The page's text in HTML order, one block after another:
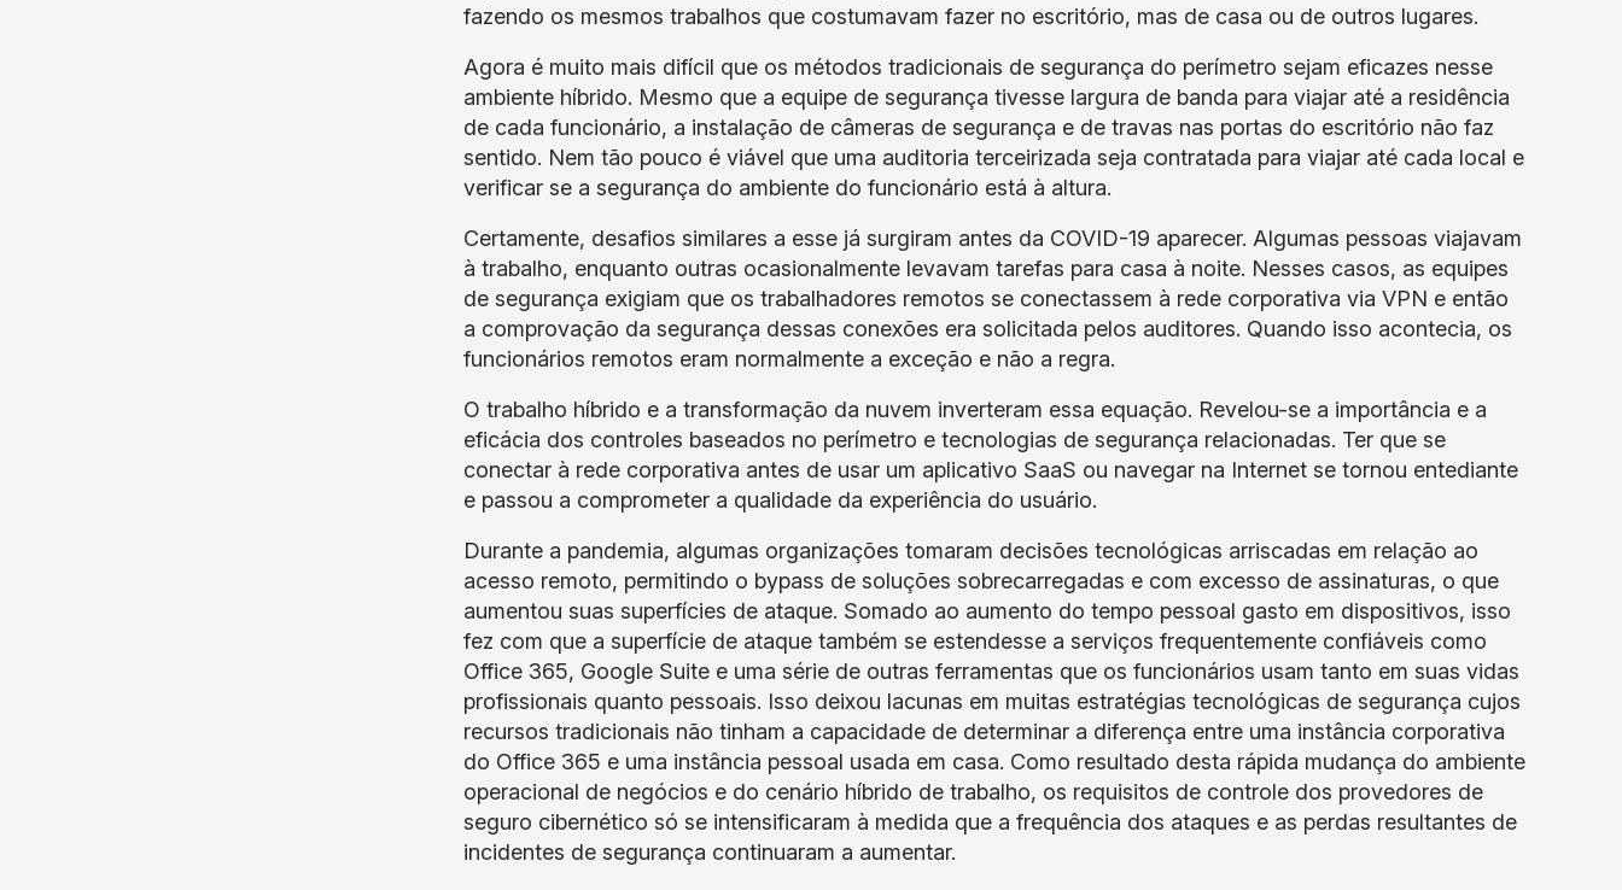
fazendo os mesmos trabalhos que costumavam fazer no escritório, mas de casa ou de outros lugares.
Agora é muito mais difícil que os métodos tradicionais de segurança do perímetro sejam eficazes nesse
ambiente híbrido. Mesmo que a equipe de segurança tivesse largura de banda para viajar até a residência
de cada funcionário, a instalação de câmeras de segurança e de travas nas portas do escritório não faz
sentido. Nem tão pouco é viável que uma auditoria terceirizada seja contratada para viajar até cada local e
verificar se a segurança do ambiente do funcionário está à altura.
Certamente, desafios similares a esse já surgiram antes da COVID-19 aparecer. Algumas pessoas viajavam
à trabalho, enquanto outras ocasionalmente levavam tarefas para casa à noite. Nesses casos, as equipes
de segurança exigiam que os trabalhadores remotos se conectassem à rede corporativa via VPN e então
a comprovação da segurança dessas conexões era solicitada pelos auditores. Quando isso acontecia, os
funcionários remotos eram normalmente a exceção e não a regra.
O trabalho híbrido e a transformação da nuvem inverteram essa equação. Revelou-se a importância e a
eficácia dos controles baseados no perímetro e tecnologias de segurança relacionadas. Ter que se
conectar à rede corporativa antes de usar um aplicativo SaaS ou navegar na Internet se tornou entediante
e passou a comprometer a qualidade da experiência do usuário.
Durante a pandemia, algumas organizações tomaram decisões tecnológicas arriscadas em relação ao
acesso remoto, permitindo o bypass de soluções sobrecarregadas e com excesso de assinaturas, o que
aumentou suas superfícies de ataque. Somado ao aumento do tempo pessoal gasto em dispositivos, isso
fez com que a superfície de ataque também se estendesse a serviços frequentemente confiáveis como
Office 365, Google Suite e uma série de outras ferramentas que os funcionários usam tanto em suas vidas
profissionais quanto pessoais. Isso deixou lacunas em muitas estratégias tecnológicas de segurança cujos
recursos tradicionais não tinham a capacidade de determinar a diferença entre uma instância corporativa
do Office 365 e uma instância pessoal usada em casa. Como resultado desta rápida mudança do ambiente
operacional de negócios e do cenário híbrido de trabalho, os requisitos de controle dos provedores de
seguro cibernético só se intensificaram à medida que a frequência dos ataques e as perdas resultantes de
incidentes de segurança continuaram a aumentar.